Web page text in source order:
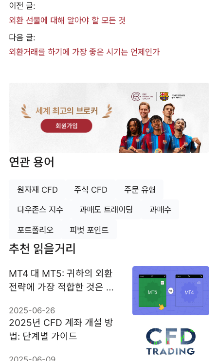
이전 글:
외환 선물에 대해 알아야 할 모든 것
다음 글:
외환거래를 하기에 가장 좋은 시기는 언제인가
세계 최고의 브로커
회원가입
연관 용어
원자재 CFD 주식 CFD 주문 유형
다우존스 지수 과매도 트래이딩 과매수
포트폴리오 피벗 포인트
추천 읽을거리
MT4 대 MT5: 귀하의 외환
전략에 가장 적합한 것은 무
2025-06-26
2025년 CFD 계좌 개설 방
법: 단계별 가이드